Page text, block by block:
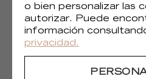
o bien personalizar las
autorizar. Puede
información
privacidad.